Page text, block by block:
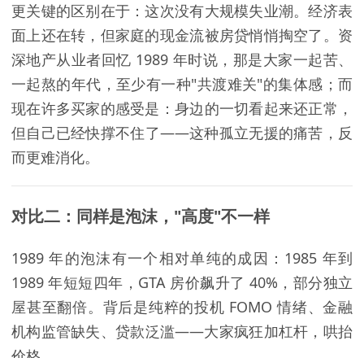
更关键的区别在于：这次没有大规模失业潮。经济表
面上还在转，但家庭的现金流被房贷悄悄掏空了。资
深地产从业者回忆 1989 年时说，那是大家一起苦、
一起熬的年代，至少有一种"共渡难关"的集体感；而
现在许多买家的感受是：身边的一切看起来还正常，
但自己已经快撑不住了——这种孤立无援的痛苦，反
而更难消化。
对比二：同样是泡沫，"高度"不一样
1989 年的泡沫有一个相对单纯的成因：1985 年到
1989 年短短四年，GTA 房价飙升了 40%，部分独立
屋甚至翻倍。背后是纯粹的投机 FOMO 情绪、金融
机构监管缺失、贷款泛滥——大家疯狂加杠杆，哄抬